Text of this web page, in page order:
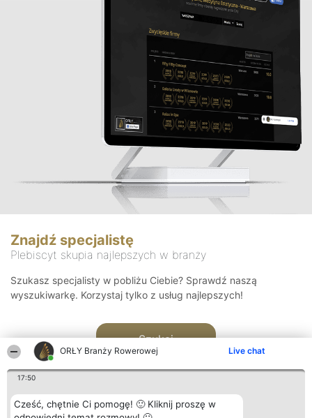
ORŁY Branży Rowerowej Live chat
17:50
Cześć, chętnie Ci pomogę! 🙂 Kliknij proszę w
Znajdź specjalistę
Plebiscyt skupia najlepszych w branży
Szukasz specjalisty w pobliżu Ciebie? Sprawdź naszą
wyszukiwarkę. Korzystaj tylko z usług najlepszych!
Szukaj